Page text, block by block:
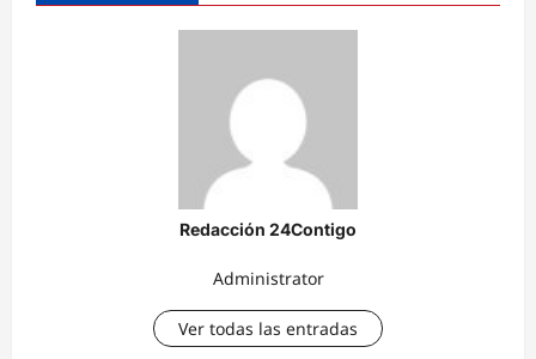
Redacción 24Contigo
Administrator
Ver todas las entradas